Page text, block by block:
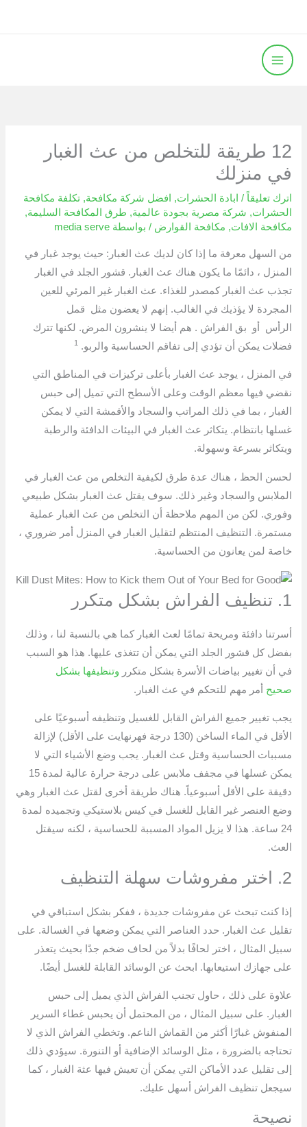
المحتوى
12 طريقة للتخلص من عث الغبار
في منزلك
اترك تعليقاً / ابادة الحشرات, افضل شركة مكافحة,تكلفة مكافحة
الحشرات, شركة مصرية بجودة عالمية, طرق المكافحة السليمة,
مكافحة الافات, مكافحة القوارض / بواسطة media serve
من السهل معرفة ما إذا كان لديك عث الغبار: حيث يوجد غبار في
المنزل ، دائمًا ما يكون هناك عث الغبار. قشور الجلد في الغبار
تجذب عث الغبار كمصدر للغذاء. عث الغبار غير المرئي للعين
المجردة لا يؤذيك في الغالب. إنهم لا يعضون مثل قمل
الرأس أو بق الفراش . هم أيضا لا ينشرون المرض. لكنها تترك
فضلات يمكن أن تؤدي إلى تفاقم الحساسية والربو. 1
في المنزل ، يوجد عث الغبار بأعلى تركيزات في المناطق التي
نقضي فيها معظم الوقت وعلى الأسطح التي تميل إلى حبس
الغبار ، بما في ذلك المراتب والسجاد والأقمشة التي لا يمكن
غسلها بانتظام. يتكاثر عث الغبار في البيئات الدافئة والرطبة
ويتكاثر بسرعة وسهولة.
لحسن الحظ ، هناك عدة طرق لكيفية التخلص من عث الغبار في
الملابس والسجاد وغير ذلك. سوف يقتل عث الغبار بشكل طبيعي
وفوري. لكن من المهم ملاحظة أن التخلص من عث الغبار عملية
مستمرة. التنظيف المنتظم لتقليل الغبار في المنزل أمر ضروري ،
خاصة لمن يعانون من الحساسية.
1. تنظيف الفراش بشكل متكرر
أسرتنا دافئة ومريحة تمامًا لعث الغبار كما هي بالنسبة لنا ، وذلك
بفضل كل قشور الجلد التي يمكن أن تتغذى عليها. هذا هو السبب
في أن تغيير بياضات الأسرة بشكل متكرر وتنظيفها بشكل
صحيح أمر مهم للتحكم في عث الغبار.
يجب تغيير جميع الفراش القابل للغسيل وتنظيفه أسبوعيًا على
الأقل في الماء الساخن (130 درجة فهرنهايت على الأقل) لإزالة
مسببات الحساسية وقتل عث الغبار. يجب وضع الأشياء التي لا
يمكن غسلها في مجفف ملابس على درجة حرارة عالية لمدة 15
دقيقة على الأقل أسبوعياً. هناك طريقة أخرى لقتل عث الغبار وهي
وضع العنصر غير القابل للغسل في كيس بلاستيكي وتجميده لمدة
24 ساعة. هذا لا يزيل المواد المسببة للحساسية ، لكنه سيقتل
العث.
2. اختر مفروشات سهلة التنظيف
إذا كنت تبحث عن مفروشات جديدة ، ففكر بشكل استباقي في
تقليل عث الغبار. حدد العناصر التي يمكن وضعها في الغسالة. على
سبيل المثال ، اختر لحافًا بدلاً من لحاف ضخم جدًا بحيث يتعذر
على جهازك استيعابها. ابحث عن الوسائد القابلة للغسل أيضًا.
علاوة على ذلك ، حاول تجنب الفراش الذي يميل إلى حبس
الغبار. على سبيل المثال ، من المحتمل أن يحبس غطاء السرير
المنفوش غبارًا أكثر من القماش الناعم. وتخطي الفراش الذي لا
تحتاجه بالضرورة ، مثل الوسائد الإضافية أو التنورة. سيؤدي ذلك
إلى تقليل عدد الأماكن التي يمكن أن تعيش فيها عثة الغبار ، كما
سيجعل تنظيف الفراش أسهل عليك.
نصيحة